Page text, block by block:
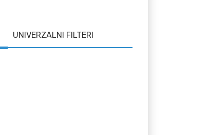
UNIVERZALNI FILTERI